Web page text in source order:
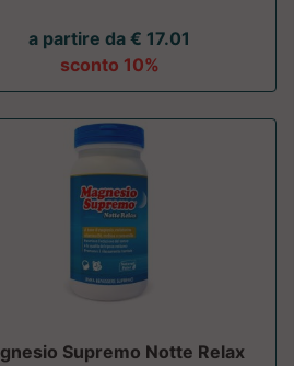
a partire da € 17.01
sconto 10%
Supremo Notte Relax